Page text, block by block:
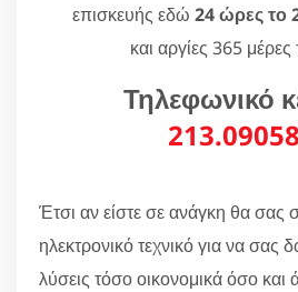
επισκευής εδώ 24 ώρες το
και αργίες 365
Τηλεφωνικό
Έτσι αν είστε σε ανάγκη θα σας
ηλεκτρονικό τεχνικό για να σας
λύσεις τόσο οικονομικά όσο και